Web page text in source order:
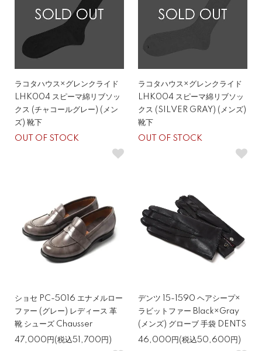
ラコタハウス×グレンクライド
LHK004 スピーマ綿リブソッ
クス (チャコールグレー) (メン
ズ) 靴下
OUT OF STOCK
ラコタハウス×グレンクライド
LHK004 スピーマ綿リブソッ
クス (SILVER GRAY) (メンズ)
靴下
OUT OF STOCK
ショセ PC-5016 エナメルロー
ファー (グレー) レディース 革
靴 シューズ Chausser
47,000円(税込51,700円)
デンツ 15-1590 ヘアシープ×
ラビットファー Black×Gray
(メンズ) グローブ 手袋 DENTS
46,000円(税込50,600円)